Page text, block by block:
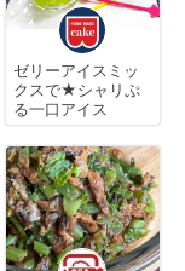
ゼリーアイスミッ
クスで★シャリぷ
る一口アイス